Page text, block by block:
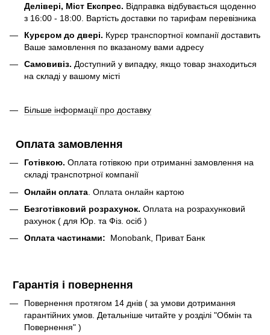
Делівері, Міст Експрес. Відправка відбувається щоденно
з 16:00 - 18:00. Вартість доставки по тарифам перевізника
Курєром до двері. Курєр транспортної компанії доставить
Ваше замовлення по вказаному вами адресу
Самовивіз. Доступний у випадку, якщо товар знаходиться
на складі у вашому місті
Більше інформації про доставку
Оплата замовлення
Готівкою. Оплата готівкою при отриманні замовлення на
складі транспотрної компанії
Онлайн оплата . Оплата онлайн картою
Безготівковий розрахунок. Оплата на розрахунковий
рахунок ( для Юр. та Фіз. осіб )
Оплата частинами: Monobank, Приват Банк
Гарантія і повернення
Повернення протягом 14 днів ( за умови дотримання
гарантійних умов. Детальніше читайте у розділі "Обмін та
Повернення" )